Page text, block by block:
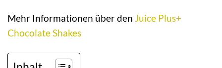
Mehr Informationen über den Juice Plus+
Chocolate Shakes